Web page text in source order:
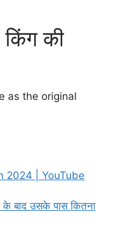
की
as the original
2024 | YouTube
बाद उसके पास कितना